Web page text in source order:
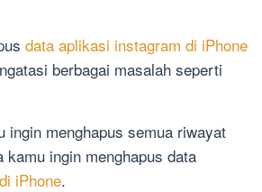
data aplikasi instagram di iPhone
berbagai masalah seperti
ingin menghapus semua riwayat
kamu ingin menghapus data
iPhone.